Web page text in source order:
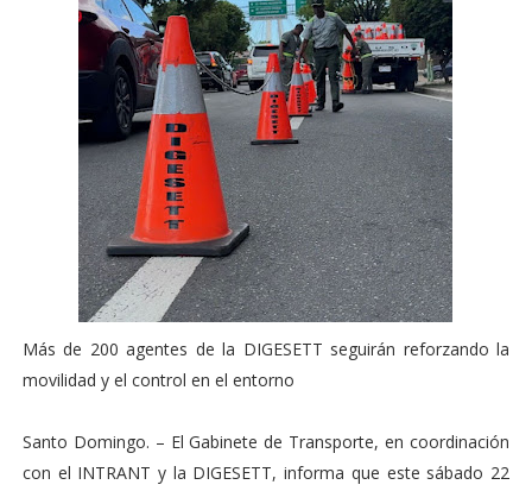
Más de 200 agentes de la DIGESETT seguirán reforzando la
movilidad y el control en el entorno
Santo Domingo. – El Gabinete de Transporte, en coordinación
con el INTRANT y la DIGESETT, informa que este sábado 22